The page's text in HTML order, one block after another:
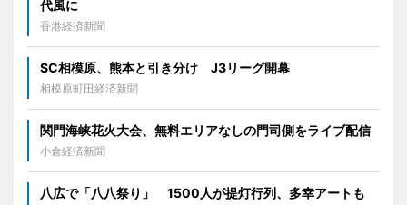
代風に
香港経済新聞
SC相模原、熊本と引き分け J3リーグ開幕
相模原町田経済新聞
関門海峡花火大会、無料エリアなしの門司側をライブ配信
小倉経済新聞
八広で「八八祭り」 1500人が提灯行列、多幸アートも